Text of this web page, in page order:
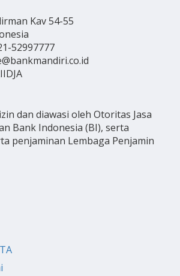
Kav 54-55
52997777
dan diawasi oleh Otoritas Jasa
Bank Indonesia (BI), serta
penjaminan Lembaga Penjamin